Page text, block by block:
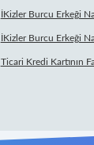
İKizler Burcu Erkeği
İKizler Burcu Erkeği
Ticari Kredi Kartının